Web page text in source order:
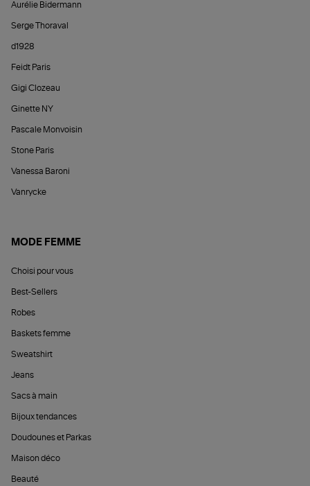
Aurélie Bidermann
Serge Thoraval
d1928
Feidt Paris
Gigi Clozeau
Ginette NY
Pascale Monvoisin
Stone Paris
Vanessa Baroni
Vanrycke
MODE FEMME
Choisi pour vous
Best-Sellers
Robes
Baskets femme
Sweatshirt
Jeans
Sacs à main
Bijoux tendances
Doudounes et Parkas
Maison déco
Beauté